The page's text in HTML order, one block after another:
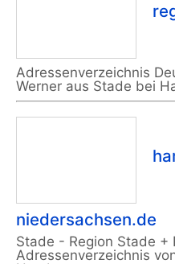
Adressenverzeichnis
Werner aus Stade bei
niedersachsen.de
Stade - Region Stade +
Adressenverzeichnis